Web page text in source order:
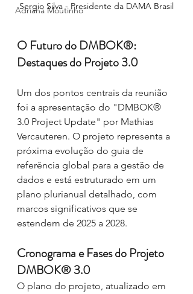
Adriana Moutinho
Sergio Silva - Presidente da DAMA Brasil
O Futuro do DMBOK®:
Destaques do Projeto 3.0
Um dos pontos centrais da reunião
foi a apresentação do "DMBOK®
3.0 Project Update" por Mathias
Vercauteren. O projeto representa a
próxima evolução do guia de
referência global para a gestão de
dados e está estruturado em um
plano plurianual detalhado, com
marcos significativos que se
estendem de 2025 a 2028.
Cronograma e Fases do Projeto
DMBOK® 3.0
O plano do projeto, atualizado em